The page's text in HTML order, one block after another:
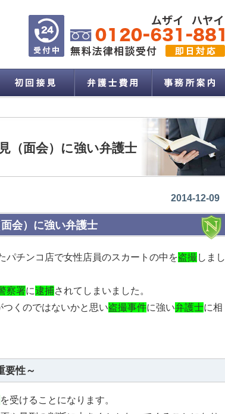
（面会）に強い弁護士
2014-12-09
会）に強い弁護士
パチンコ店で女性店員のスカートの中を盗撮 しまし
察署に逮捕されてしまいました。
つくのではないかと思い盗撮事件に強い弁護士に相
要性～
を受けることになります。